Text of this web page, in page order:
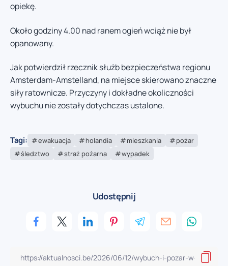
opiekę.
Około godziny 4.00 nad ranem ogień wciąż nie był
opanowany.
Jak potwierdził rzecznik służb bezpieczeństwa regionu
Amsterdam-Amstelland, na miejsce skierowano znaczne
siły ratownicze. Przyczyny i dokładne okoliczności
wybuchu nie zostały dotychczas ustalone.
Tagi: ewakuacja holandia mieszkania
pożar
śledztwo
straż pożarna wypadek
Udostępnij